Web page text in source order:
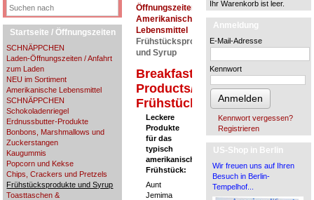
Startseite / Öffnungszeiten
SCHNÄPPCHEN
Laden-Öffnungszeiten / Anfahrt
zum Laden
NEU im Sortiment
Amerikanische Lebensmittel
SCHNÄPPCHEN
Schokoladenriegel
Erdnussbutter-Produkte
Bonbons, Marshmallows und
Zuckerstangen
Kaugummis
Popcorn und Kekse
Chips, Crackers und Pretzels
Frühstücksprodukte und Syrup
Toasttaschen &
Ihr Warenkorb ist leer.
Anmeldung
E-Mail-Adresse
Kennwort
Anmelden
Kennwort vergessen?
Registrieren
US-Shop in Berlin
Wir freuen uns auf Ihren
Besuch in Berlin-
Tempelhof...
Öffnungszeiten
Amerikanische
Lebensmittel
Frühstücksprodukte
und Syrup
Breakfast
Products/
Frühstücksprodukte
Leckere
Produkte
für das
typisch
amerikanische
Frühstück:
Aunt
Jemima